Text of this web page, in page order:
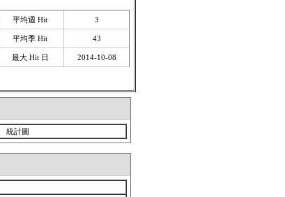
平均週 Hit 3
平均季 Hit 43
最大 Hit 日 2014-10-08
統計圖